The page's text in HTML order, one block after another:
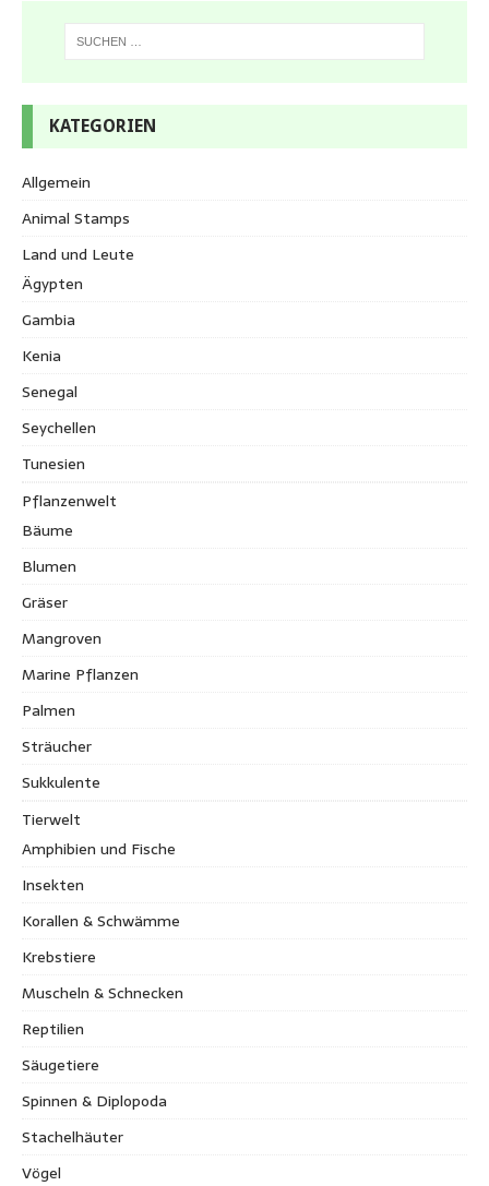
KATEGORIEN
Allgemein
Animal Stamps
Land und Leute
Ägypten
Gambia
Kenia
Senegal
Seychellen
Tunesien
Pflanzenwelt
Bäume
Blumen
Gräser
Mangroven
Marine Pflanzen
Palmen
Sträucher
Sukkulente
Tierwelt
Amphibien und Fische
Insekten
Korallen & Schwämme
Krebstiere
Muscheln & Schnecken
Reptilien
Säugetiere
Spinnen & Diplopoda
Stachelhäuter
Vögel